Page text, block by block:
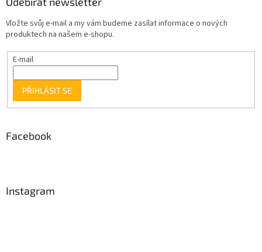
Vložte svůj e-mail a my vám budeme zasílat informace o nových
produktech na našem e-shopu.
E-mail
PŘIHLÁSIT SE
Facebook
Instagram